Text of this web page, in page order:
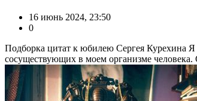
16 июнь 2024, 23:50
0
Подборка цитат к юбилею Сергея Курехина
сосуществующих в моем организме человека.